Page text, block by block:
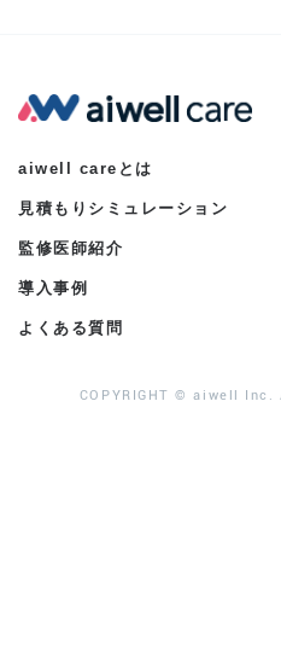
aiwell careとは
見積もりシミュレーション
監修医師紹介
導入事例
よくある質問
COPYRIGHT © aiwell Inc.